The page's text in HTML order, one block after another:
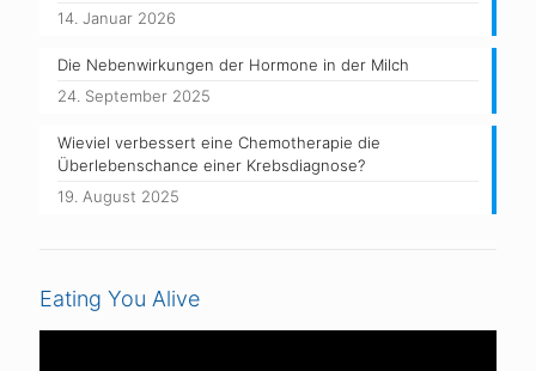
14. Januar 2026
Die Nebenwirkungen der Hormone in der Milch
24. September 2025
Wieviel verbessert eine Chemotherapie die
Überlebenschance einer Krebsdiagnose?
19. August 2025
Eating You Alive